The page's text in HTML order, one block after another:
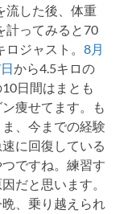
流した後、体重
計ってみると70
ロジャスト。8月
から4.5キロの
日間はまとも
痩せてます。も
、今までの経験
に回復している
ですね。練習す
だと思います。
、乗り越えられ